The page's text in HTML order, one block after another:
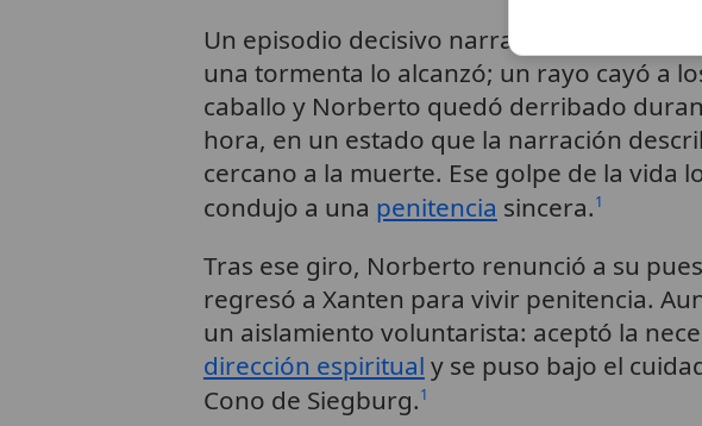
Un episodio decisivo narra que, cuando
una tormenta lo alcanzó; un rayo cayó a
caballo y Norberto quedó derribado
hora, en un estado que la narración
cercano a la muerte. Ese golpe de la vida
condujo a una penitencia sincera.1
Tras ese giro, Norberto renunció a su
regresó a Xanten para vivir penitencia.
un aislamiento voluntarista: aceptó la
dirección espiritual y se puso bajo el
Cono de Siegburg.1